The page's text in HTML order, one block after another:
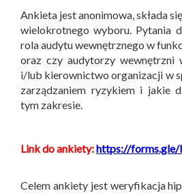
Ankieta jest anonimowa, składa
wielokrotnego wyboru. Pytania
rola audytu wewnętrznego w
oraz czy audytorzy wewnętrzni
i/lub kierownictwo organizacji w
zarządzaniem ryzykiem i jakie
tym zakresie.
Link do ankiety:https://
Celem ankiety jest weryfikacja